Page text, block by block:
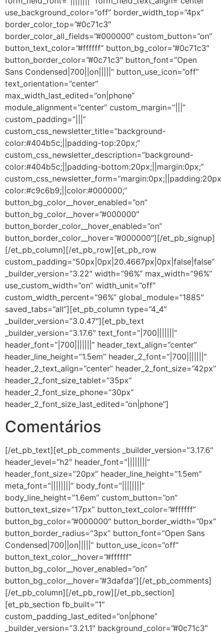
use_background_color=”off” border_width_top=”4px”
border_color_top=”#0c71c3″
border_color_all_fields=”#000000″ custom_button=”on”
button_text_color=”#ffffff” button_bg_color=”#0c71c3″
button_border_color=”#0c71c3″ button_font=”Open
Sans Condensed|700||on|||||” button_use_icon=”off”
text_orientation=”center”
max_width_last_edited=”on|phone”
module_alignment=”center” custom_margin=”|||”
custom_padding=”|||”
custom_css_newsletter_title=”background-
color:#404b5c;||padding-top:20px;”
custom_css_newsletter_description=”background-
color:#404b5c;||padding-bottom:20px;||margin:0px;”
color:#c9c6b9;||color:#000000;”
button_bg_color__hover_enabled=”on”
button_bg_color__hover=”#000000″
button_border_color__hover_enabled=”on”
button_border_color__hover=”#000000″][/et_pb_signup]
[/et_pb_column][/et_pb_row][et_pb_row
custom_padding=”50px|0px|20.4667px|0px|false|false”
_builder_version=”3.22″ width=”96%” max_width=”96%”
use_custom_width=”on” width_unit=”off”
custom_width_percent=”96%” global_module=”1885″
saved_tabs=”all”][et_pb_column type=”4_4″
_builder_version=”3.0.47″][et_pb_text
_builder_version=”3.17.6″ text_font=”|700|||||||”
header_font=”|700|||||||” header_text_align=”center”
header_line_height=”1.5em” header_2_font=”|700|||||||”
header_2_text_align=”center” header_2_font_size=”42px”
header_2_font_size_tablet=”35px”
header_2_font_size_phone=”30px”
header_2_font_size_last_edited=”on|phone”]
Comentários
[/et_pb_text][et_pb_comments _builder_version=”3.17.6″
header_level=”h2″ header_font=”||||||||”
header_font_size=”20px” header_line_height=”1.5em”
meta_font=”||||||||” body_font=”||||||||”
body_line_height=”1.6em” custom_button=”on”
button_text_size=”17px” button_text_color=”#ffffff”
button_bg_color=”#000000″ button_border_width=”0px”
button_border_radius=”3px” button_font=”Open Sans
Condensed|700||on|||||” button_use_icon=”off”
button_text_color__hover=”#ffffff”
button_bg_color__hover_enabled=”on”
button_bg_color__hover=”#3dafda”][/et_pb_comments]
[/et_pb_column][/et_pb_row][/et_pb_section]
[et_pb_section fb_built=”1″
custom_padding_last_edited=”on|phone”
_builder_version=”3.21.1″ background_color=”#0c71c3″